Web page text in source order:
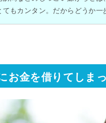
もカンタン。だからどうか一
お金を借りてしま